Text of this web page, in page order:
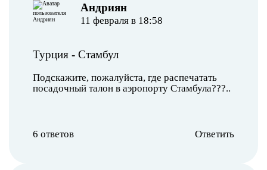
Андриян
11 февраля в 18:58
Турция - Стамбул
Подскажите, пожалуйста, где распечатать
посадочный талон в аэропорту Стамбула???..
6 ответов Ответить